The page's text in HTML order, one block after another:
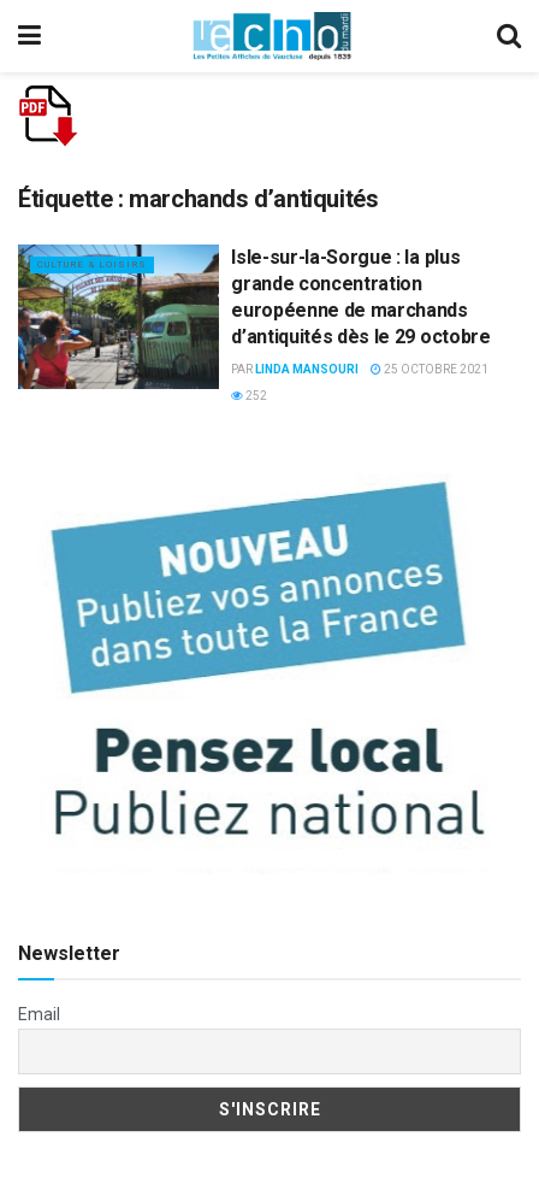
Étiquette : marchands d’antiquités
CULTURE & LOISIRS
Isle-sur-la-Sorgue : la plus
grande concentration
européenne de marchands
d’antiquités dès le 29 octobre
PAR LINDA MANSOURI
25 OCTOBRE 2021
252
Newsletter
Email